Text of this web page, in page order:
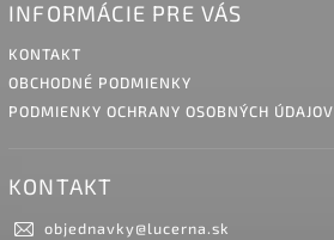
INFORMÁCIE PRE VÁS
KONTAKT
OBCHODNÉ PODMIENKY
PODMIENKY OCHRANY OSOBNÝCH ÚDAJOV
KONTAKT
objednavky@lucerna.sk